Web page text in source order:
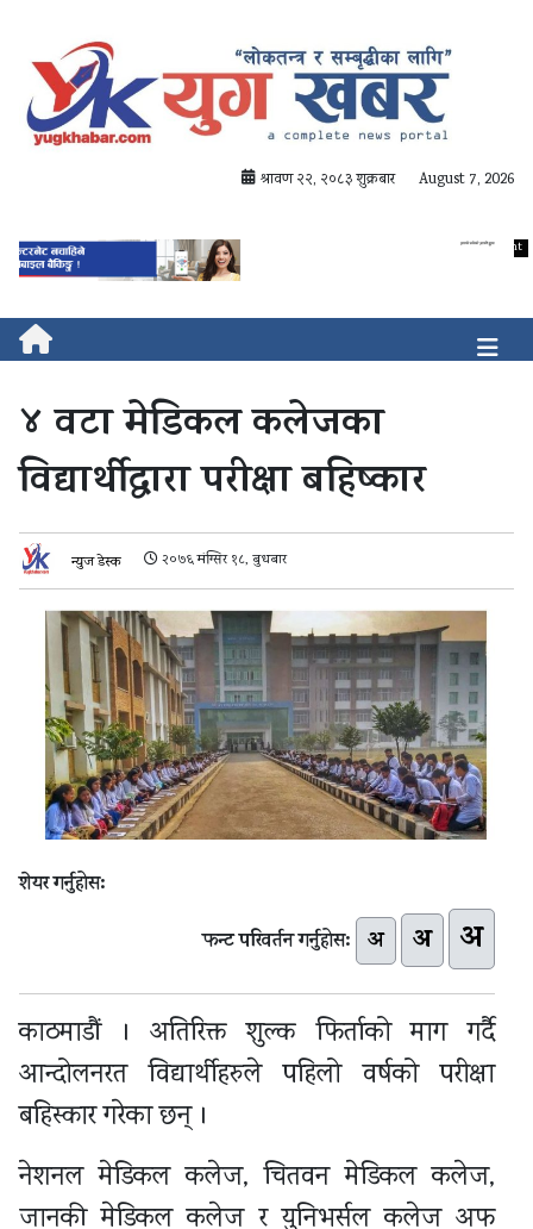
श्रावण २२, २०८३ शुक्रबार August 7, 2026
४ वटा मेडिकल कलेजका
विद्यार्थीद्वारा परीक्षा बहिष्कार
न्युज डेस्क २०७६ मंग्सिर १८, बुधबार
शेयर गर्नुहोस:
फन्ट परिवर्तन गर्नुहोस: अ अ अ
काठमाडौं । अतिरिक्त शुल्क फिर्ताको माग गर्दै
आन्दोलनरत विद्यार्थीहरुले पहिलो वर्षको परीक्षा
बहिस्कार गरेका छन् ।
नेशनल मेडिकल कलेज, चितवन मेडिकल कलेज,
जानकी मेडिकल कलेज र युनिभर्सल कलेज अफ